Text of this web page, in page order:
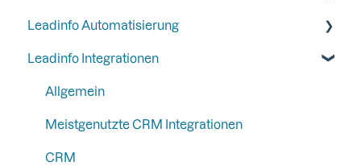
Leadinfo Trackingcode
Alternative Möglichkeiten zur Installation von
Schritt 2: Organiseren Sie Ihre Inbox
Schritt 2: Halten Sie Ihren Posteingang
ausblenden
Schritt 3: Einrichten Ihrer E-Mail-Berichte
Schritt 4: Richten Sie Ihre Funktionen und
Tags
Segmente
Informationen zum Unternehmen
Leadinfo Automatisierung
Trigger
Reportagen
Liquid Content
Persona
Leadinfo Integrationen
Allgemein
Meistgenutzte CRM Integrationen
CRM